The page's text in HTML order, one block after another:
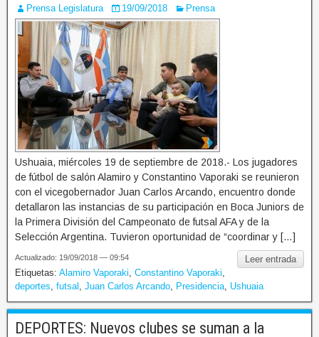
Prensa Legislatura 19/09/2018 Prensa
Ushuaia, miércoles 19 de septiembre de 2018.- Los jugadores
de fútbol de salón Alamiro y Constantino Vaporaki se reunieron
con el vicegobernador Juan Carlos Arcando, encuentro donde
detallaron las instancias de su participación en Boca Juniors de
la Primera División del Campeonato de futsal AFA y de la
Selección Argentina. Tuvieron oportunidad de “coordinar y […]
Leer entrada
Actualizado: 19/09/2018 — 09:54
Etiquetas: Alamiro Vaporaki Constantino Vaporaki
deportes futsal Juan Carlos Arcando Presidencia Ushuaia
DEPORTES: Nuevos clubes se suman a la